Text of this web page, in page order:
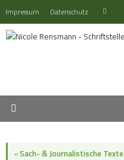
Inhalt
springen
Impressum Datenschutz Suchen
«Sach- & Journalistische Texte